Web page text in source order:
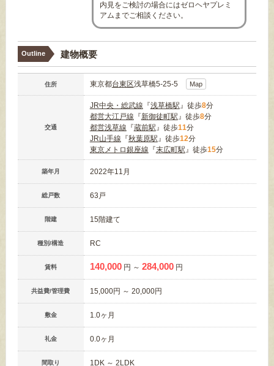
内見をご検討の場合にはゼロヘヤプレミ
アムまでご相談ください。
Outline 建物概要
住所 東京都台東区浅草橋5-25-5 Map
交通
JR中央・総武線 『浅草橋駅』徒歩8分
都営大江戸線 『新御徒町駅』徒歩8分
都営浅草線 『蔵前駅』徒歩11分
JR山手線 『秋葉原駅』徒歩12分
東京メトロ銀座線 『末広町駅』徒歩15分
築年月 2022年11月
総戸数 63戸
階建 15階建て
種別/構造 RC
賃料 140,000 円 ～ 284,000 円
共益費/管理費 15,000円 ～ 20,000円
敷金 1.0ヶ月
礼金 0.0ヶ月
間取り 1DK ～ 2LDK